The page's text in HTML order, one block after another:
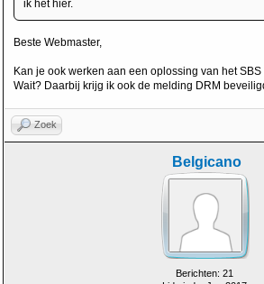
ik het hier.
Beste Webmaster,
Kan je ook werken aan een oplossing van het
Wait? Daarbij krijg ik ook de melding DRM
Zoek
Belgicano
Berichten: 21